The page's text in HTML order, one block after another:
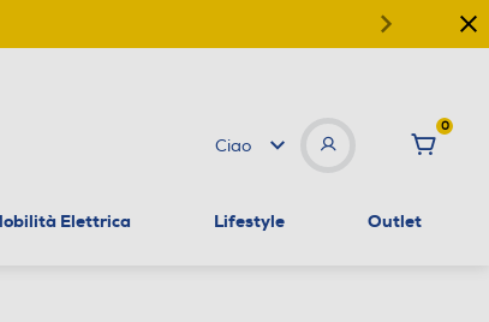
Ciao
0
Elettrica Lifestyle Outlet